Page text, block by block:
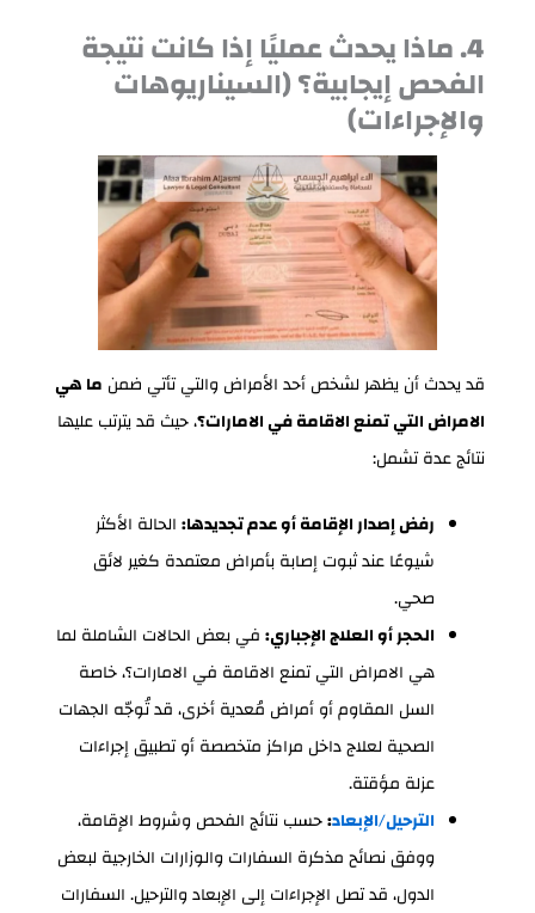
4. ماذا يحدث عمليًا إذا كانت نتيجة
الفحص إيجابية؟ (السيناريوهات
والإجراءات)
قد يحدث أن يظهر لشخص أحد الأمراض والتي تأتي ضمن ما هي
الامراض التي تمنع الاقامة في الامارات؟، حيث قد يترتب عليها
نتائج عدة تشمل:
رفض إصدار الإقامة أو عدم تجديدها:الحالة الأكثر
شيوعًا عند ثبوت إصابة بأمراض معتمدة كغير لائق
صحي.
الحجر أو العلاج الإجباري:في بعض الحالات الشاملة لما
هي الامراض التي تمنع الاقامة في الامارات؟، خاصة
السل المقاوم أو أمراض مُعدية أخرى، قد تُوجّه الجهات
الصحية لعلاج داخل مراكز متخصصة أو تطبيق إجراءات
عزلة مؤقتة.
الترحيل/الإبعاد:حسب نتائج الفحص وشروط الإقامة،
ووفق نصائح مذكرة السفارات والوزارات الخارجية لبعض
الدول، قد تصل الإجراءات إلى الإبعاد والترحيل. السفارات